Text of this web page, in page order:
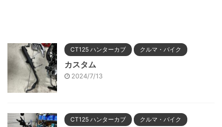
CT125 ハンターカブ クルマ・バイク
カスタム
2024/7/13
CT125 ハンターカブ クルマ・バイク